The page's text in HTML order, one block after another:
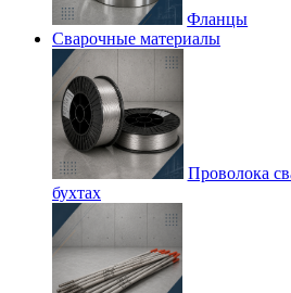
Фланцы
Сварочные материалы
Проволока
бухтах